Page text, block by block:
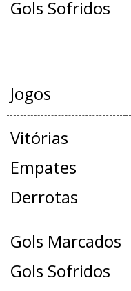
Gols Sofridos
Jogos
Vitórias
Empates
Derrotas
Gols Marcados
Gols Sofridos